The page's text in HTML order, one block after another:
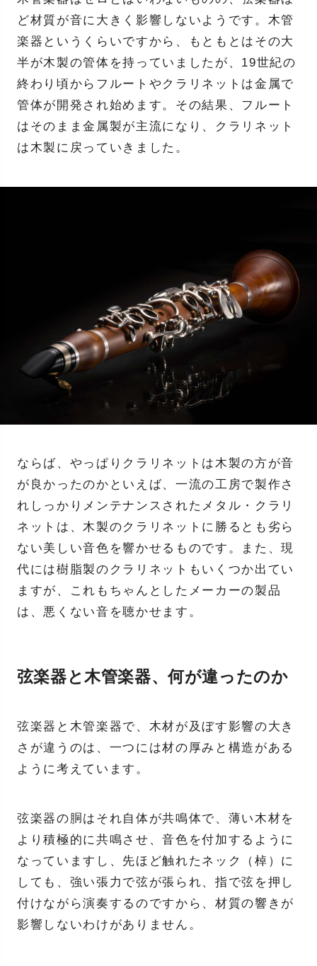
ど材質が音に大きく影響しないようです。木管
楽器というくらいですから、もともとはその大
半が木製の管体を持っていましたが、19世紀の
終わり頃からフルートやクラリネットは金属で
管体が開発され始めます。その結果、フルート
はそのまま金属製が主流になり、クラリネット
は木製に戻っていきました。
ならば、やっぱりクラリネットは木製の方が音
が良かったのかといえば、一流の工房で製作さ
れしっかりメンテナンスされたメタル・クラリ
ネットは、木製のクラリネットに勝るとも劣ら
ない美しい音色を響かせるものです。また、現
代には樹脂製のクラリネットもいくつか出てい
ますが、これもちゃんとしたメーカーの製品
は、悪くない音を聴かせます。
弦楽器と木管楽器、何が違ったのか
弦楽器と木管楽器で、木材が及ぼす影響の大き
さが違うのは、一つには材の厚みと構造がある
ように考えています。
弦楽器の胴はそれ自体が共鳴体で、薄い木材を
より積極的に共鳴させ、音色を付加するように
なっていますし、先ほど触れたネック（棹）に
しても、強い張力で弦が張られ、指で弦を押し
付けながら演奏するのですから、材質の響きが
影響しないわけがありません。